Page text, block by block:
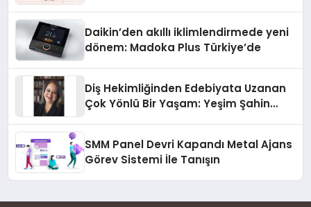
Daikin’den akıllı iklimlendirmede yeni
dönem: Madoka Plus Türkiye’de
Diş Hekimliğinden Edebiyata Uzanan
Çok Yönlü Bir Yaşam: Yeşim Şahin
SMM Panel Devri Kapandı Metal Ajans
Görev Sistemi İle Tanışın